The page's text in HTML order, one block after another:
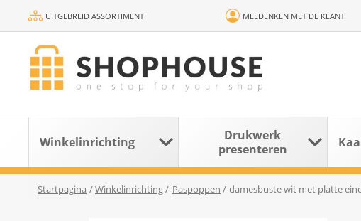
UITGEBREID ASSORTIMENT MEEDENKEN MET DE KLANT
Winkelinrichting
Drukwerk
presenteren
Startpagina /Winkelinrichting/ Paspoppen / damesbuste wit met platte